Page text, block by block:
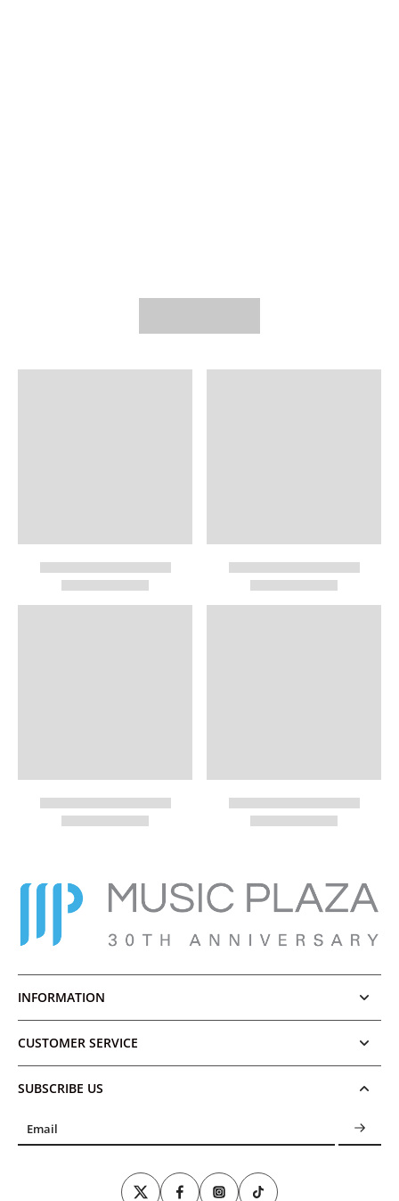
INFORMATION
CUSTOMER SERVICE
SUBSCRIBE US
Email